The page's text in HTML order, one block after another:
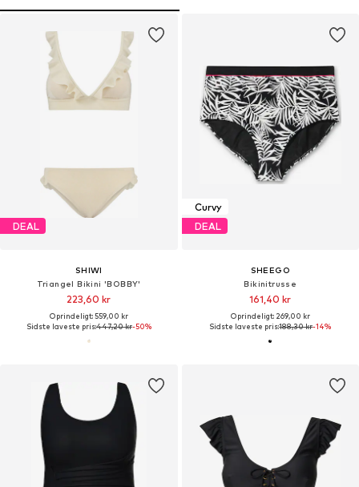
DEAL
SHIWI
Triangel Bikini 'BOBBY'
223,60 kr
Oprindeligt: 559,00 kr
Sidste laveste pris:447,20 kr-50%
Curvy
DEAL
SHEEGO
Bikinitrusse
161,40 kr
Oprindeligt: 269,00 kr
Sidste laveste pris:188,30 kr-14%